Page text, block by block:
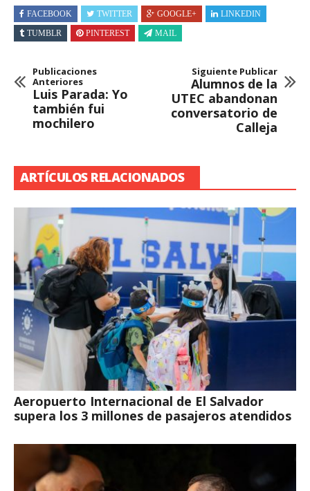
FACEBOOK TWITTER GOOGLE+
LINKEDIN
TUMBLR
PINTEREST MAIL
Publicaciones
Anteriores
Luis Parada: Yo
también fui
mochilero
Siguiente Publicar
Alumnos de la
UTEC abandonan
conversatorio de
Calleja
ARTÍCULOS RELACIONADOS
Aeropuerto Internacional de El Salvador
supera los 3 millones de pasajeros atendidos